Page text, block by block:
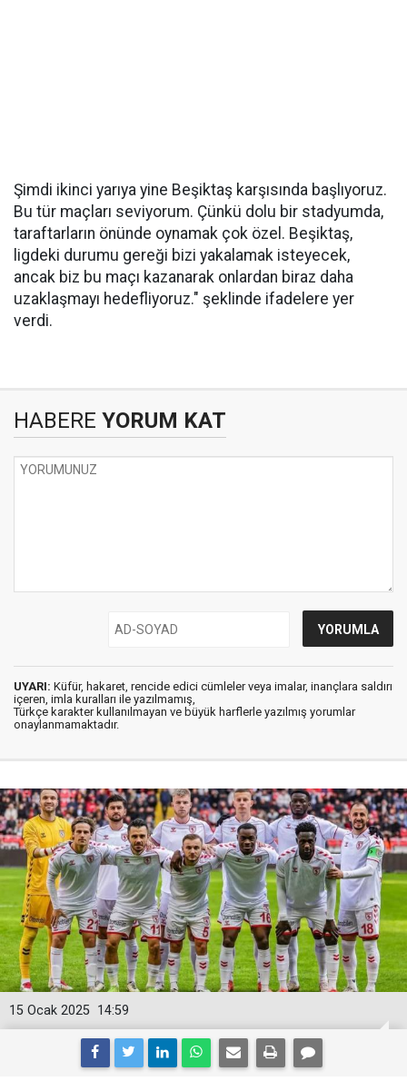
Şimdi ikinci yarıya yine Beşiktaş karşısında başlıyoruz.
Bu tür maçları seviyorum. Çünkü dolu bir stadyumda,
taraftarların önünde oynamak çok özel. Beşiktaş,
ligdeki durumu gereği bizi yakalamak isteyecek,
ancak biz bu maçı kazanarak onlardan biraz daha
uzaklaşmayı hedefliyoruz." şeklinde ifadelere yer
verdi.
HABERE YORUM KAT
UYARI: Küfür, hakaret, rencide edici cümleler veya imalar, inançlara saldırı
içeren, imla kuralları ile yazılmamış,
Türkçe karakter kullanılmayan ve büyük harflerle yazılmış yorumlar
onaylanmamaktadır.
14:59
15 Ocak 2025